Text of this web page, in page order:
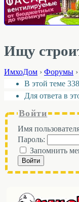
Ищу
ИмхоДом › Форумы ›
В этой теме
Для ответа в
Войти
Имя
Пароль:
Запомнить
Войти